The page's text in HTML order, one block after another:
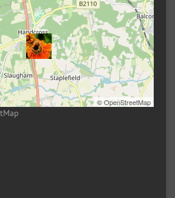
©OpenStreetMap